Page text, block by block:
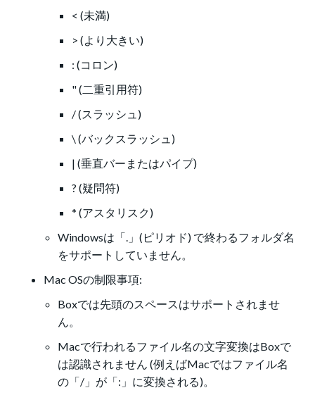
< (未満)
> (より大きい)
: (コロン)
" (二重引用符)
/ (スラッシュ)
\ (バックスラッシュ)
| (垂直バーまたはパイプ)
? (疑問符)
* (アスタリスク)
Windowsは「.」(ピリオド) で終わるフォルダ名
をサポートしていません。
Mac OSの制限事項:
Boxでは先頭のスペースはサポートされませ
ん。
Macで行われるファイル名の文字変換はBoxで
は認識されません (例えばMacではファイル名
の「/」が「:」に変換される)。